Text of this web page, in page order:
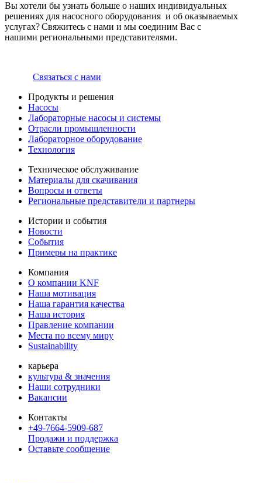
Вы хотели бы узнать больше о наших индивидуальных
решениях для насосного оборудования и об оказываемых
услугах? Свяжитесь с нами и мы соединим Вас с
нашими региональными представителями.
Связаться с нами
Продукты и решения
Насосы
Лабораторные насосы и системы
Отрасли промышленности
Лабораторное оборудование
Технология
Техническое обслуживание
Материалы для скачивания
Вопросы и ответы
Региональные представители и партнеры
Истории и события
Новости
События
Примеры на практике
Компания
О компании KNF
Наша мотивация
Наша гарантия качества
Наша история
Правление компании
Места по всему миру
Sustainability
карьера
культура & значения
Наши сотрудники
Вакансии
Контакты
+49-7664-5909-687
Продажи и поддержка
Оставьте сообщение